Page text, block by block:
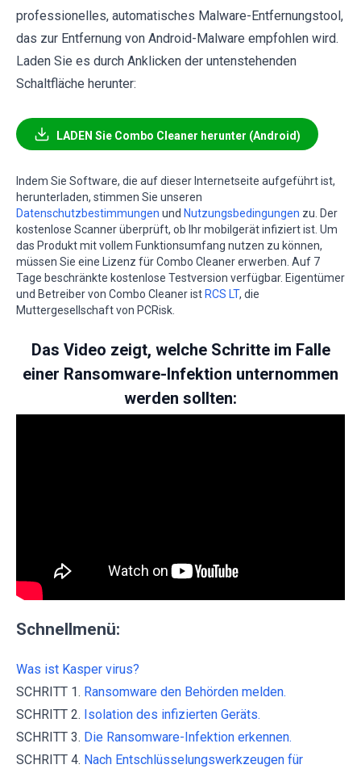
professionelles, automatisches Malware-Entfernungstool,
das zur Entfernung von Android-Malware empfohlen wird.
Laden Sie es durch Anklicken der untenstehenden
Schaltfläche herunter:
LADEN Sie Combo Cleaner herunter (Android)
Indem Sie Software, die auf dieser Internetseite aufgeführt ist,
herunterladen, stimmen Sie unseren
Datenschutzbestimmungen und Nutzungsbedingungen zu. Der
kostenlose Scanner überprüft, ob Ihr mobilgerät infiziert ist. Um
das Produkt mit vollem Funktionsumfang nutzen zu können,
müssen Sie eine Lizenz für Combo Cleaner erwerben. Auf 7
Tage beschränkte kostenlose Testversion verfügbar. Eigentümer
und Betreiber von Combo Cleaner ist RCS LT, die
Muttergesellschaft von PCRisk.
Das Video zeigt, welche Schritte im Falle
einer Ransomware-Infektion unternommen
werden sollten:
Schnellmenü:
Was ist Kasper virus?
SCHRITT 1. Ransomware den Behörden melden.
SCHRITT 2. Isolation des infizierten Geräts.
SCHRITT 3. Die Ransomware-Infektion erkennen.
SCHRITT 4. Nach Entschlüsselungswerkzeugen für